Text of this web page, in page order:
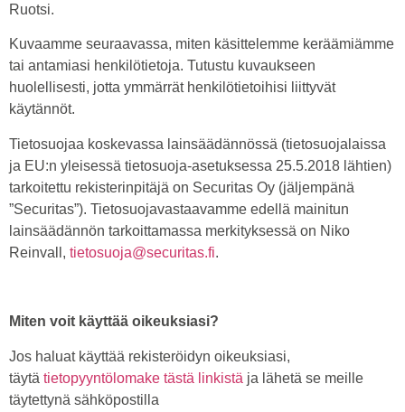
Ruotsi.
Kuvaamme seuraavassa, miten käsittelemme keräämiämme
tai antamiasi henkilötietoja. Tutustu kuvaukseen
huolellisesti, jotta ymmärrät henkilötietoihisi liittyvät
käytännöt.
Tietosuojaa koskevassa lainsäädännössä (tietosuojalaissa
ja EU:n yleisessä tietosuoja-asetuksessa 25.5.2018 lähtien)
tarkoitettu rekisterinpitäjä on Securitas Oy (jäljempänä
”Securitas”). Tietosuojavastaavamme edellä mainitun
lainsäädännön tarkoittamassa merkityksessä on Niko
Reinvall, tietosuoja@securitas.fi.
Miten voit käyttää oikeuksiasi?
Jos haluat käyttää rekisteröidyn oikeuksiasi,
täytä tietopyyntölomake tästä linkistä ja lähetä se meille
täytettynä sähköpostilla